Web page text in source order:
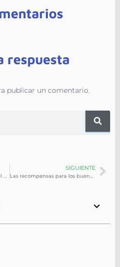
respuesta
publicar un comentario.
SIGUIENTE